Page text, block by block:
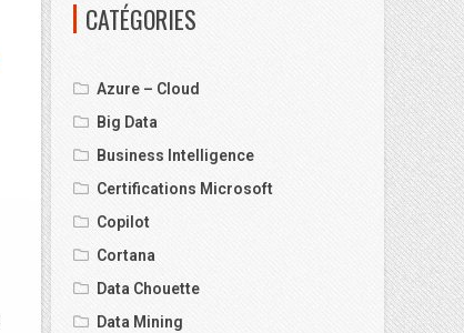
CATÉGORIES
Azure – Cloud
Big Data
Business Intelligence
Certifications Microsoft
Copilot
Cortana
Data Chouette
Data Mining